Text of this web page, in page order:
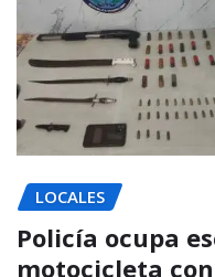
LOCALES
Policía ocupa
motocicleta